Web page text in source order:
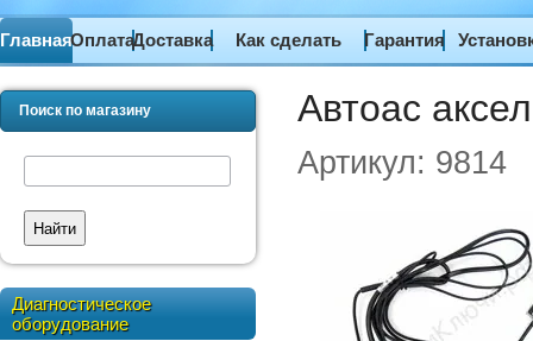
ГлавнаяОплатаДоставка Как сделать Гарантия
Поиск по магазину
Найти
Диагностическое
оборудование
Автоас
Артикул: 9814